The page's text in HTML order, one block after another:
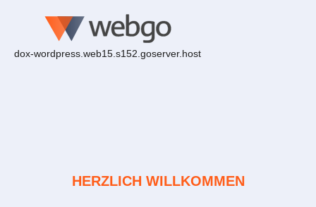
dox-wordpress.web15.s152.goserver.host
HERZLICH WILLKOMMEN